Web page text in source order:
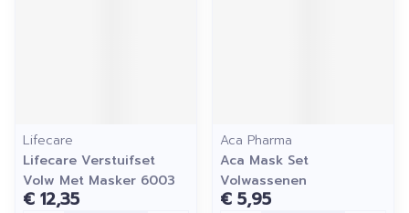
Lifecare
Lifecare Verstuifset
Volw Met Masker 6003
€ 12,35
Aca Pharma
Aca Mask Set
Volwassenen
€ 5,95